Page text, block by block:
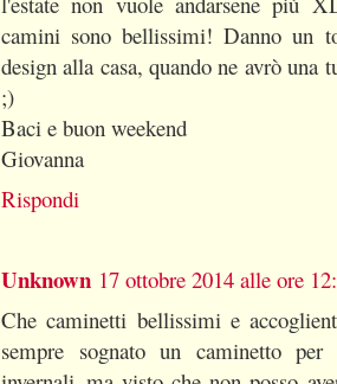
camini sono bellissimi! Danno un
design alla casa, quando ne avrò una
;)
Baci e buon weekend
Giovanna
Rispondi
Unknown 17 ottobre 2014 alle ore
Che caminetti bellissimi e
sempre sognato un caminetto